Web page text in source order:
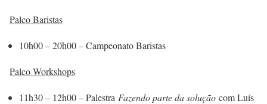
Palco Baristas
10h00 – 20h00 – Campeonato Baristas
Palco Workshops
11h30 – 12h00 – Palestra Fazendo parte da solução com Luís